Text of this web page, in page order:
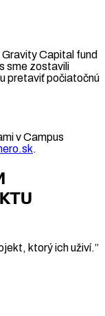
Capital fund
sme zostavili
pretaviť počiatočnú
v Campus
.
ktorý ich uživí.”